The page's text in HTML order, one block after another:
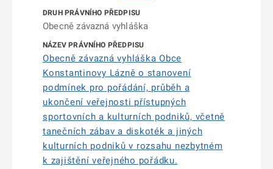
Obecně závazná vyhláška
Obecně závazná vyhláška Obce
Konstantinovy Lázně o stanovení
podmínek pro pořádání, průběh a
ukončení veřejnosti přístupných
sportovních a kulturních podniků, včetně
tanečních zábav a diskoték a jiných
kulturních podniků v rozsahu nezbytném
k zajištění veřejného pořádku.